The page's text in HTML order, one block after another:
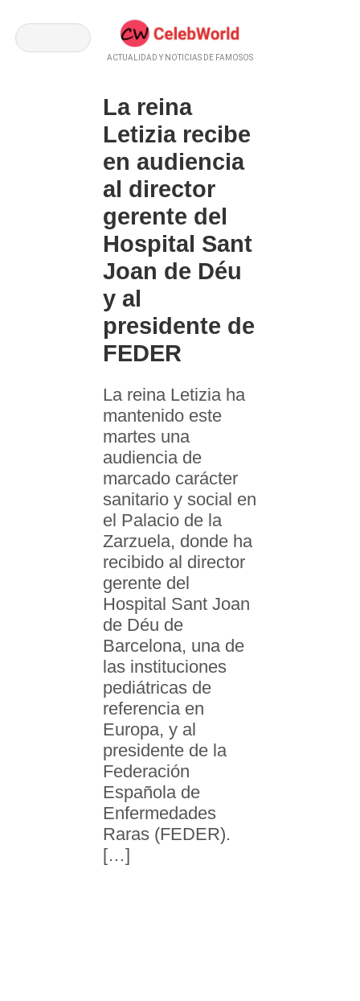
ACTUALIDAD Y NOTICIAS DE FAMOSOS
La reina
Letizia recibe
en audiencia
al director
gerente del
Hospital Sant
Joan de Déu
y al
presidente de
FEDER
La reina Letizia ha
mantenido este
martes una
audiencia de
marcado carácter
sanitario y social en
el Palacio de la
Zarzuela, donde ha
recibido al director
gerente del
Hospital Sant Joan
de Déu de
Barcelona, una de
las instituciones
pediátricas de
referencia en
Europa, y al
presidente de la
Federación
Española de
Enfermedades
Raras (FEDER).
[…]